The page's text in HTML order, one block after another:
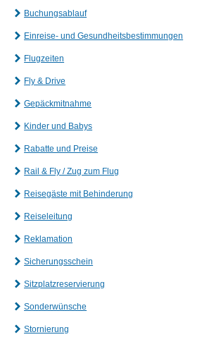
Buchungsablauf
Einreise- und Gesundheitsbestimmungen
Flugzeiten
Fly & Drive
Gepäckmitnahme
Kinder und Babys
Rabatte und Preise
Rail & Fly / Zug zum Flug
Reisegäste mit Behinderung
Reiseleitung
Reklamation
Sicherungsschein
Sitzplatzreservierung
Sonderwünsche
Stornierung